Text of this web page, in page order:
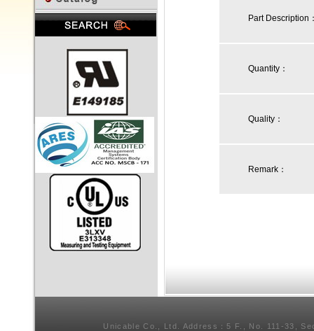
Part Description
Quantity：
Quality：
Remark：
Unicable Co., Ltd. Address：5 F., No. 111-33,